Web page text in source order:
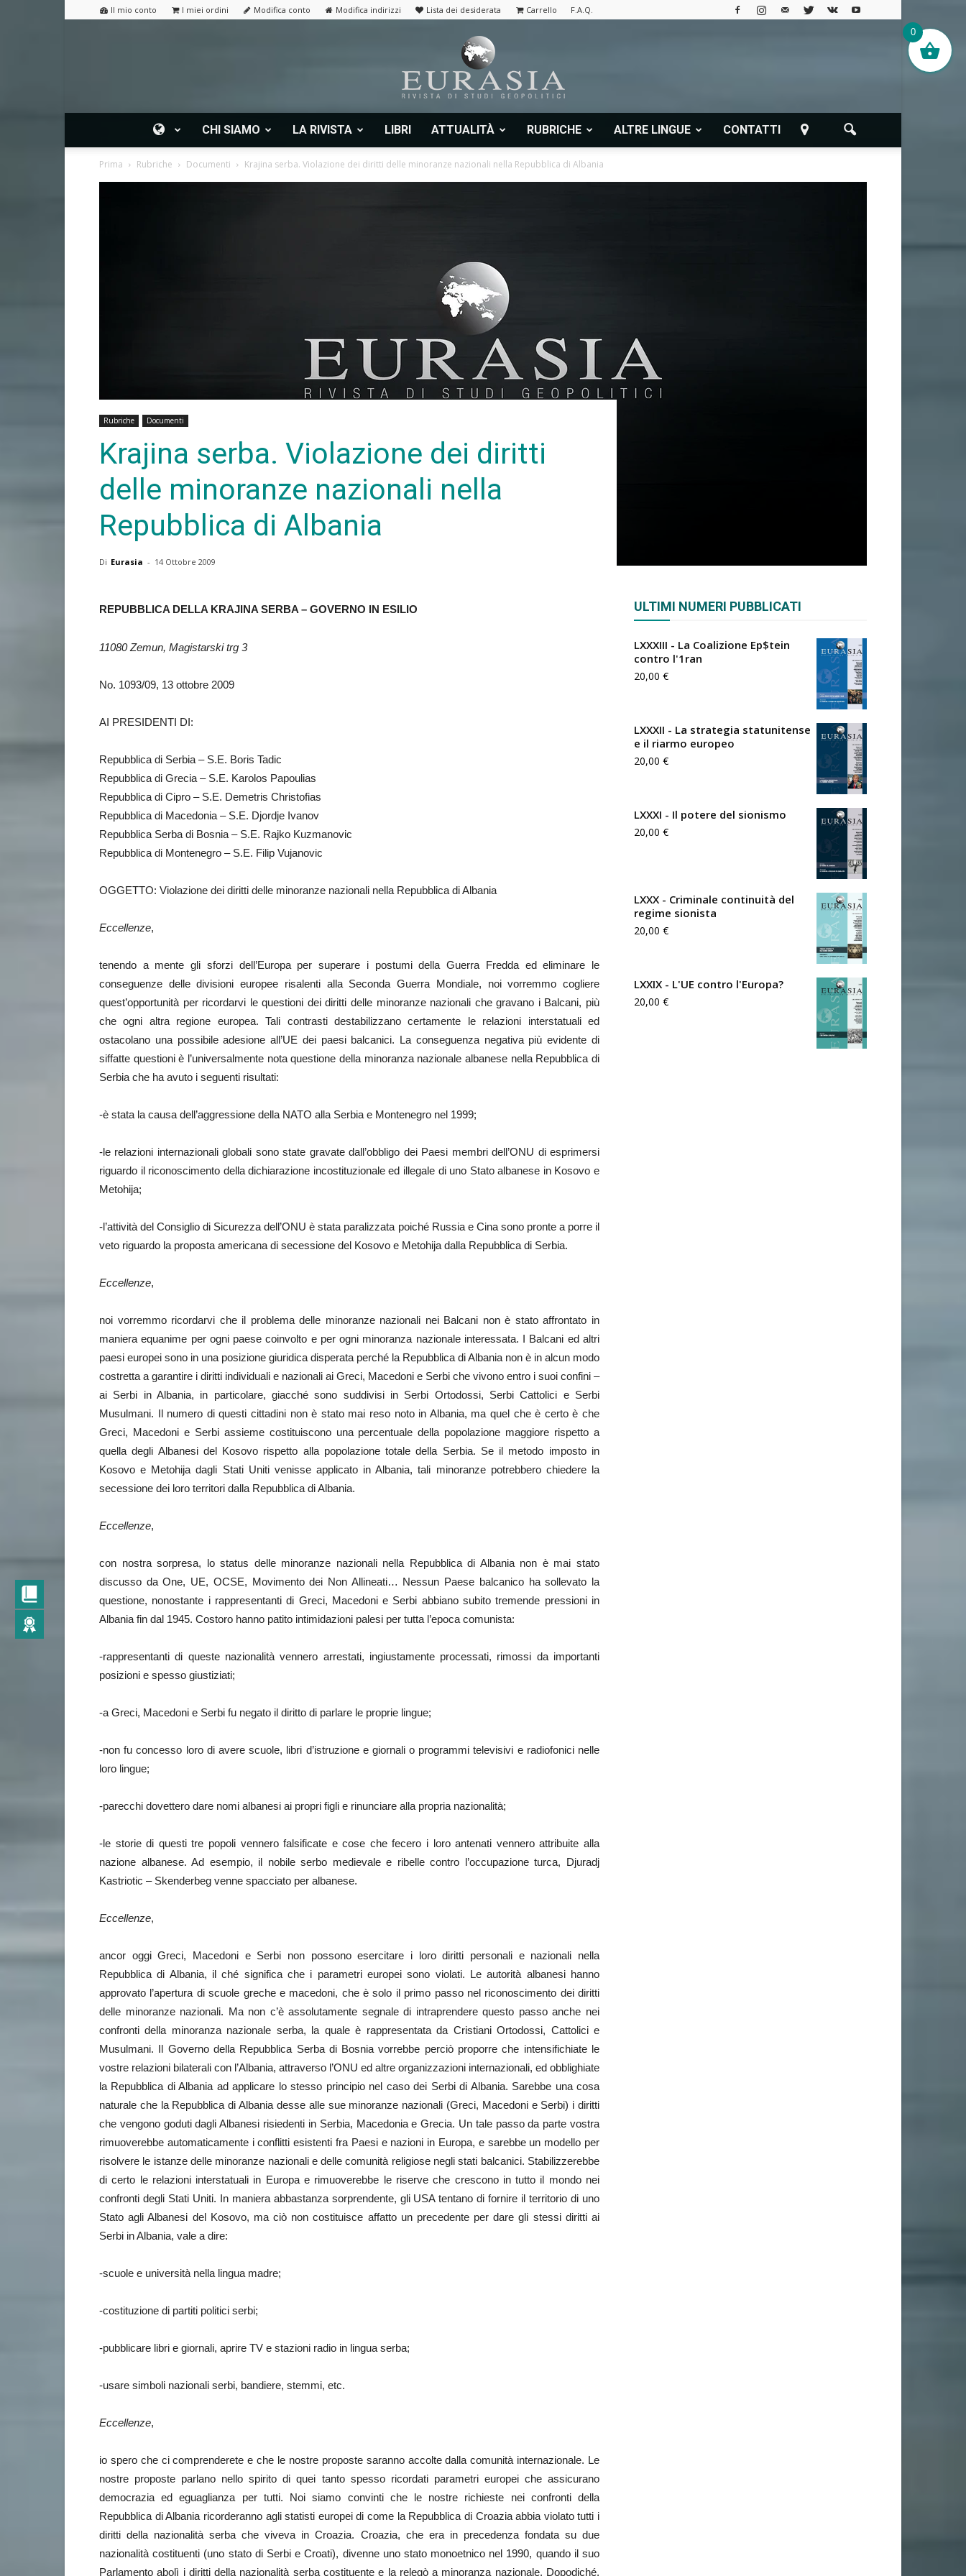
Il mio conto I miei ordini Modifica conto Modifica indirizzi Lista dei desiderata Carrello F.A.Q.
Rivista
CHI SIAMO LA RIVISTA LIBRI ATTUALITÀ RUBRICHE ALTRE LINGUE CONTATTI
Prima Rubriche Documenti Krajina serba. Violazione dei diritti delle minoranze nazionali nella Repubblica di Albania
Rubriche Documenti
Krajina serba. Violazione dei diritti
delle minoranze nazionali nella
Repubblica di Albania
Di Eurasia - 14 Ottobre 2009
REPUBBLICA DELLA KRAJINA SERBA – GOVERNO IN ESILIO
11080 Zemun, Magistarski trg 3
No. 1093/09, 13 ottobre 2009
AI PRESIDENTI DI:
Repubblica di Serbia – S.E. Boris Tadic
Repubblica di Grecia – S.E. Karolos Papoulias
Repubblica di Cipro – S.E. Demetris Christofias
Repubblica di Macedonia – S.E. Djordje Ivanov
Repubblica Serba di Bosnia – S.E. Rajko Kuzmanovic
Repubblica di Montenegro – S.E. Filip Vujanovic
OGGETTO: Violazione dei diritti delle minoranze nazionali nella Repubblica di Albania
Eccellenze,
tenendo a mente gli sforzi dell’Europa per superare i postumi della Guerra Fredda ed eliminare le
conseguenze delle divisioni europee risalenti alla Seconda Guerra Mondiale, noi vorremmo cogliere
quest’opportunità per ricordarvi le questioni dei diritti delle minoranze nazionali che gravano i Balcani, più
che ogni altra regione europea. Tali contrasti destabilizzano certamente le relazioni interstatuali ed
ostacolano una possibile adesione all’UE dei paesi balcanici. La conseguenza negativa più evidente di
siffatte questioni è l’universalmente nota questione della minoranza nazionale albanese nella Repubblica di
Serbia che ha avuto i seguenti risultati:
-è stata la causa dell’aggressione della NATO alla Serbia e Montenegro nel 1999;
-le relazioni internazionali globali sono state gravate dall’obbligo dei Paesi membri dell’ONU di esprimersi
riguardo il riconoscimento della dichiarazione incostituzionale ed illegale di uno Stato albanese in Kosovo e
Metohija;
-l’attività del Consiglio di Sicurezza dell’ONU è stata paralizzata poiché Russia e Cina sono pronte a porre il
veto riguardo la proposta americana di secessione del Kosovo e Metohija dalla Repubblica di Serbia.
Eccellenze,
noi vorremmo ricordarvi che il problema delle minoranze nazionali nei Balcani non è stato affrontato in
maniera equanime per ogni paese coinvolto e per ogni minoranza nazionale interessata. I Balcani ed altri
paesi europei sono in una posizione giuridica disperata perché la Repubblica di Albania non è in alcun modo
costretta a garantire i diritti individuali e nazionali ai Greci, Macedoni e Serbi che vivono entro i suoi confini –
ai Serbi in Albania, in particolare, giacché sono suddivisi in Serbi Ortodossi, Serbi Cattolici e Serbi
Musulmani. Il numero di questi cittadini non è stato mai reso noto in Albania, ma quel che è certo è che
Greci, Macedoni e Serbi assieme costituiscono una percentuale della popolazione maggiore rispetto a
quella degli Albanesi del Kosovo rispetto alla popolazione totale della Serbia. Se il metodo imposto in
Kosovo e Metohija dagli Stati Uniti venisse applicato in Albania, tali minoranze potrebbero chiedere la
secessione dei loro territori dalla Repubblica di Albania.
Eccellenze,
con nostra sorpresa, lo status delle minoranze nazionali nella Repubblica di Albania non è mai stato
discusso da One, UE, OCSE, Movimento dei Non Allineati… Nessun Paese balcanico ha sollevato la
questione, nonostante i rappresentanti di Greci, Macedoni e Serbi abbiano subito tremende pressioni in
Albania fin dal 1945. Costoro hanno patito intimidazioni palesi per tutta l’epoca comunista:
-rappresentanti di queste nazionalità vennero arrestati, ingiustamente processati, rimossi da importanti
posizioni e spesso giustiziati;
-a Greci, Macedoni e Serbi fu negato il diritto di parlare le proprie lingue;
-non fu concesso loro di avere scuole, libri d’istruzione e giornali o programmi televisivi e radiofonici nelle
loro lingue;
-parecchi dovettero dare nomi albanesi ai propri figli e rinunciare alla propria nazionalità;
-le storie di questi tre popoli vennero falsificate e cose che fecero i loro antenati vennero attribuite alla
nazione albanese. Ad esempio, il nobile serbo medievale e ribelle contro l’occupazione turca, Djuradj
Kastriotic – Skenderbeg venne spacciato per albanese.
Eccellenze,
ancor oggi Greci, Macedoni e Serbi non possono esercitare i loro diritti personali e nazionali nella
Repubblica di Albania, il ché significa che i parametri europei sono violati. Le autorità albanesi hanno
approvato l’apertura di scuole greche e macedoni, che è solo il primo passo nel riconoscimento dei diritti
delle minoranze nazionali. Ma non c’è assolutamente segnale di intraprendere questo passo anche nei
confronti della minoranza nazionale serba, la quale è rappresentata da Cristiani Ortodossi, Cattolici e
Musulmani. Il Governo della Repubblica Serba di Bosnia vorrebbe perciò proporre che intensifichiate le
vostre relazioni bilaterali con l’Albania, attraverso l’ONU ed altre organizzazioni internazionali, ed obblighiate
la Repubblica di Albania ad applicare lo stesso principio nel caso dei Serbi di Albania. Sarebbe una cosa
naturale che la Repubblica di Albania desse alle sue minoranze nazionali (Greci, Macedoni e Serbi) i diritti
che vengono goduti dagli Albanesi risiedenti in Serbia, Macedonia e Grecia. Un tale passo da parte vostra
rimuoverebbe automaticamente i conflitti esistenti fra Paesi e nazioni in Europa, e sarebbe un modello per
risolvere le istanze delle minoranze nazionali e delle comunità religiose negli stati balcanici. Stabilizzerebbe
di certo le relazioni interstatuali in Europa e rimuoverebbe le riserve che crescono in tutto il mondo nei
confronti degli Stati Uniti. In maniera abbastanza sorprendente, gli USA tentano di fornire il territorio di uno
Stato agli Albanesi del Kosovo, ma ciò non costituisce affatto un precedente per dare gli stessi diritti ai
Serbi in Albania, vale a dire:
-scuole e università nella lingua madre;
-costituzione di partiti politici serbi;
-pubblicare libri e giornali, aprire TV e stazioni radio in lingua serba;
-usare simboli nazionali serbi, bandiere, stemmi, etc.
Eccellenze,
io spero che ci comprenderete e che le nostre proposte saranno accolte dalla comunità internazionale. Le
nostre proposte parlano nello spirito di quei tanto spesso ricordati parametri europei che assicurano
democrazia ed eguaglianza per tutti. Noi siamo convinti che le nostre richieste nei confronti della
Repubblica di Albania ricorderanno agli statisti europei di come la Repubblica di Croazia abbia violato tutti i
diritti della nazionalità serba che viveva in Croazia. Croazia, che era in precedenza fondata su due
nazionalità costituenti (uno stato di Serbi e Croati), divenne uno stato monoetnico nel 1990, quando il suo
Parlamento abolì i diritti della nazionalità serba costituente e la relegò a minoranza nazionale. Dopodiché,
ULTIMI NUMERI PUBBLICATI
LXXXIII - La Coalizione Ep$tein
contro l'1ran
20,00 €
LXXXII - La strategia statunitense
e il riarmo europeo
20,00 €
LXXXI - Il potere del sionismo
20,00 €
LXXX - Criminale continuità del
regime sionista
20,00 €
LXXIX - L'UE contro l'Europa?
20,00 €
0